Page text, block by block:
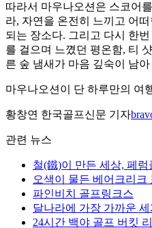
따라서 마우나오션은 스코어
라, 자연을 온전히 느끼고 어
되는 장소다. 그리고 다시 한
를 걸으며 느꼈던 평온함, 티
른 숲 냄새가 마음 깊숙이 남
마우나오션이 단 하루만의 여
황창연 한국골프신문 기자
관련 뉴스
철(鐵)이 만든 세상, 페럼
오색이 물든 베어크리크
파인비치 골프링크스
달나라에 가장 가까운
24시간 백야 골프 버킷